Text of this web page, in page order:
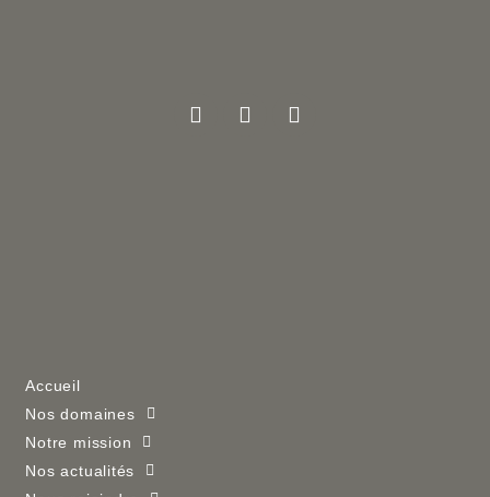
Accueil
Nos domaines
Notre mission
Nos actualités